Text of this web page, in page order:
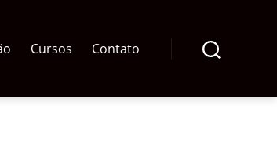
Cursos Contato